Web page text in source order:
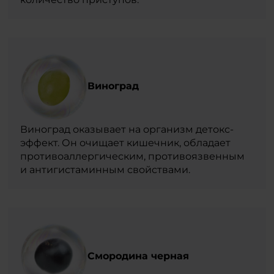
Виноград
Виноград оказывает на организм детокс-
эффект. Он очищает кишечник, обладает
противоаллергическим, противоязвенным
и антигистаминным свойствами.
Смородина черная